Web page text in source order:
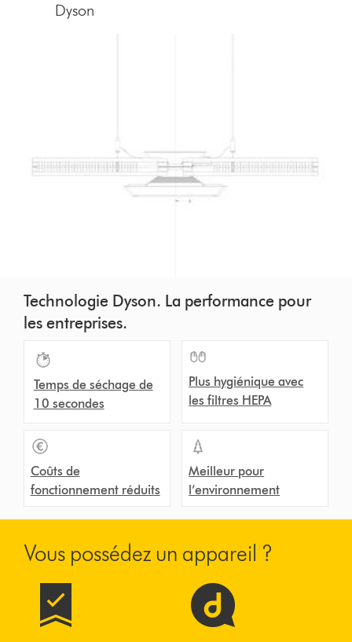
Dyson
Technologie Dyson. La performance pour
les entreprises.
Temps de séchage de
10 secondes
Plus hygiénique avec
les filtres HEPA
Coûts de
fonctionnement réduits
Meilleur pour
l’environnement
Vous possédez un appareil ?